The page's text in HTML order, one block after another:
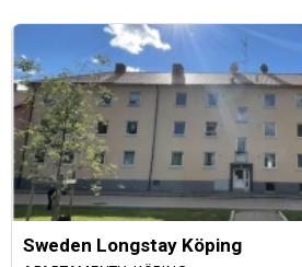
Sweden Longstay Köping